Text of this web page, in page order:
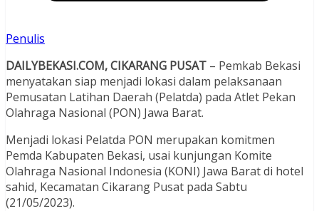
Penulis
DAILYBEKASI.COM, CIKARANG PUSAT – Pemkab Bekasi
menyatakan siap menjadi lokasi dalam pelaksanaan
Pemusatan Latihan Daerah (Pelatda) pada Atlet Pekan
Olahraga Nasional (PON) Jawa Barat.
Menjadi lokasi Pelatda PON merupakan komitmen
Pemda Kabupaten Bekasi, usai kunjungan Komite
Olahraga Nasional Indonesia (KONI) Jawa Barat di hotel
sahid, Kecamatan Cikarang Pusat pada Sabtu
(21/05/2023).